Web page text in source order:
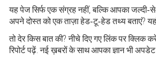
यह पेज सिर्फ एक संग्रह नहीं, बल्कि आपका
अपने दोस्त को एक ताज़ा हेड‑टू‑हेड तथ्य बताएं?
तो देर किस बात की? नीचे दिए गए लिंक पर क्लिक
रिपोर्ट पढ़ें. नई ख़बरों के साथ आपका ज्ञान भी अपडेट